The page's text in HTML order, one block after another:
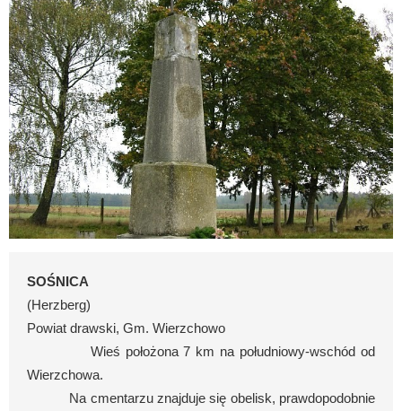
SOŚNICA
(Herzberg)
Powiat drawski, Gm. Wierzchowo
Wieś położona 7 km na południowy-wschód od
Wierzchowa.
Na cmentarzu znajduje się obelisk, prawdopodobnie